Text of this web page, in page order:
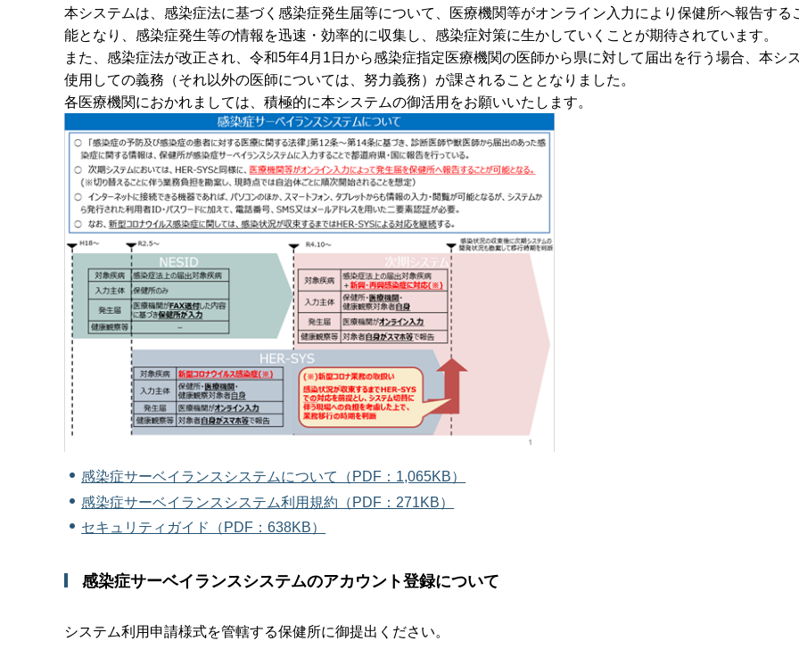
本システムは、感染症法に基づく感染症発生届等について、医療機関等がオンライン入力により保健所へ報告する
能となり、感染症発生等の情報を迅速・効率的に収集し、感染症対策に生かしていくことが期待されています。
また、感染症法が改正され、令和5年4月1日から感染症指定医療機関の医師から県に対して届出を行う場合、本シ
使用しての義務（それ以外の医師については、努力義務）が課されることとなりました。
各医療機関におかれましては、積極的に本システムの御活用をお願いいたします。
感染症サーベイランスシステムについて（PDF：1,065KB）
感染症サーベイランスシステム利用規約（PDF：271KB）
セキュリティガイド（PDF：638KB）
感染症サーベイランスシステムのアカウント登録について
システム利用申請様式を管轄する保健所に御提出ください。